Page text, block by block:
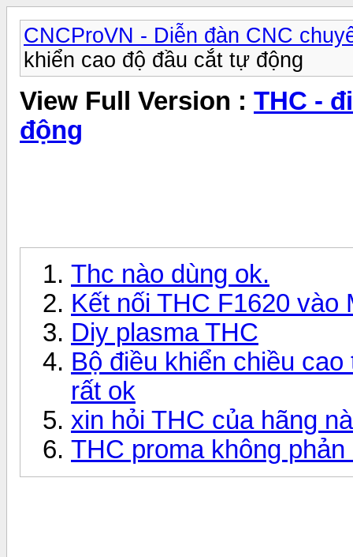
CNCProVN - Diễn đàn CNC
khiển cao độ đầu cắt tự động
View Full Version : THC -
động
Thc nào dùng ok.
Kết nối THC F1620 vào
Diy plasma THC
Bộ điều khiển chiều
rất ok
xin hỏi THC của hãng
THC proma không phản